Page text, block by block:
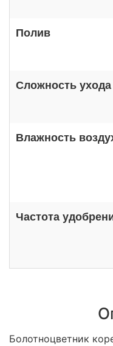
Полив
Сложность ухода
Влажность
Частота
Болотноцветник